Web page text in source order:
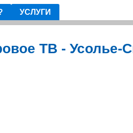
УСЛУГИ
ТВ - Усолье-